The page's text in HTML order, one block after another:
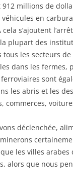
millions de
en
cela s’ajoutent
plupart des
les secteurs
dans les fermes,
sont
les abris et les
commerces,
déclenchée,
les villes
alors que nous